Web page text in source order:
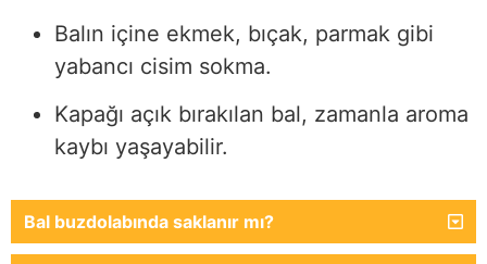
Balın içine ekmek, bıçak, parmak gibi
yabancı cisim sokma.
Kapağı açık bırakılan bal, zamanla aroma
kaybı yaşayabilir.
Bal buzdolabında saklanır mı?